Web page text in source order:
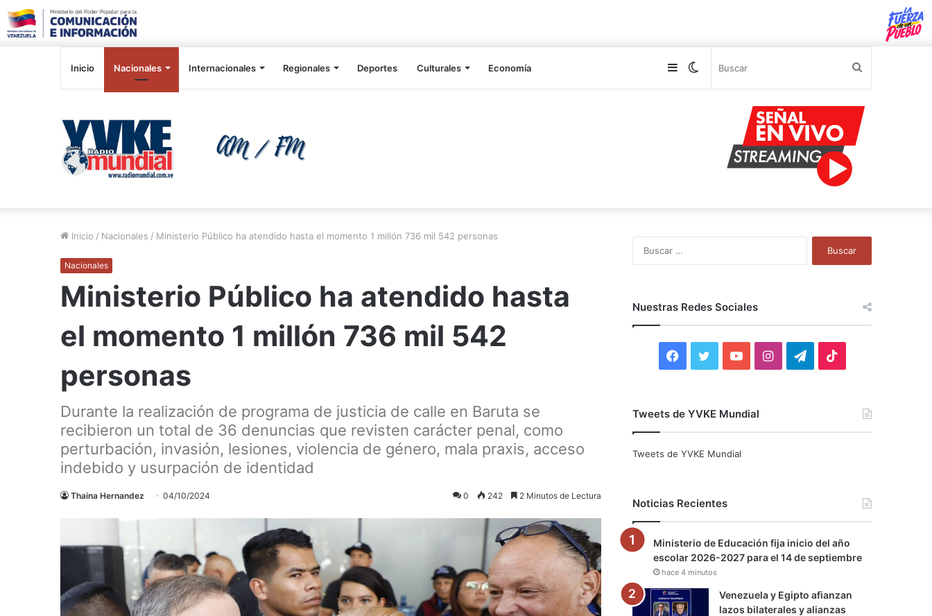
Inicio Nacionales Internacionales Regionales Deportes Culturales Economía Switch
Sidebar
Inicio / Nacionales / Ministerio Público ha atendido hasta el momento 1 millón 736 mil 542 personas
Nacionales
Ministerio Público ha atendido hasta
el momento 1 millón 736 mil 542
personas
Durante la realización de programa de justicia de calle en Baruta se
recibieron un total de 36 denuncias que revisten carácter penal, como
perturbación, invasión, lesiones, violencia de género, mala praxis, acceso
indebido y usurpación de identidad
Thaina Hernandez 04/10/2024 0 242 2 Minutos de Lectura
Nuestras Redes Sociales
F
c
o
k
i
r
Y
u
e
I
r
a
T
a
m
Tweets de YVKE Mundial
Tweets de YVKE Mundial
Noticias Recientes
Ministerio de Educación fija inicio del año
escolar 2026-2027 para el 14 de septiembre
hace 4 minutos
Venezuela y Egipto afianzan
lazos bilaterales y alianzas